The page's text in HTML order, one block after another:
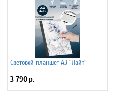
Световой планшет А3 "Лайт"
3 790 р.